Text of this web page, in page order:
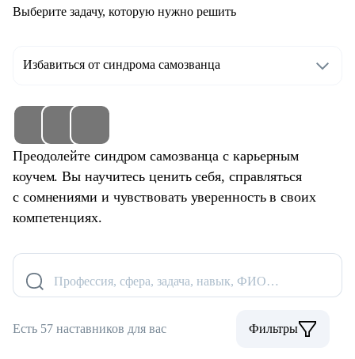
Выберите задачу, которую нужно решить
Избавиться от синдрома самозванца
Преодолейте синдром самозванца с карьерным
коучем. Вы научитесь ценить себя, справляться
с сомнениями и чувствовать уверенность в своих
компетенциях.
Профессия, сфера, задача, навык, ФИО…
Есть 57 наставников для вас Фильтры